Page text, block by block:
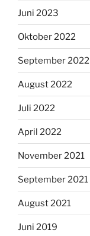
Juni 2023
Oktober 2022
September 2022
August 2022
Juli 2022
April 2022
November 2021
September 2021
August 2021
Juni 2019